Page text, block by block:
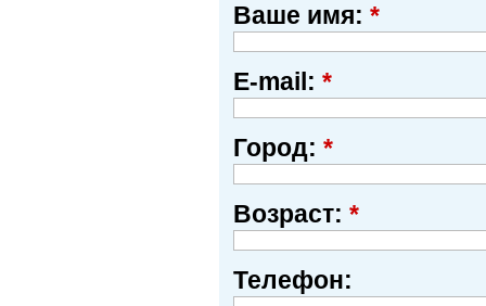
Ваше имя: *
E-mail: *
Город: *
Возраст: *
Телефон: